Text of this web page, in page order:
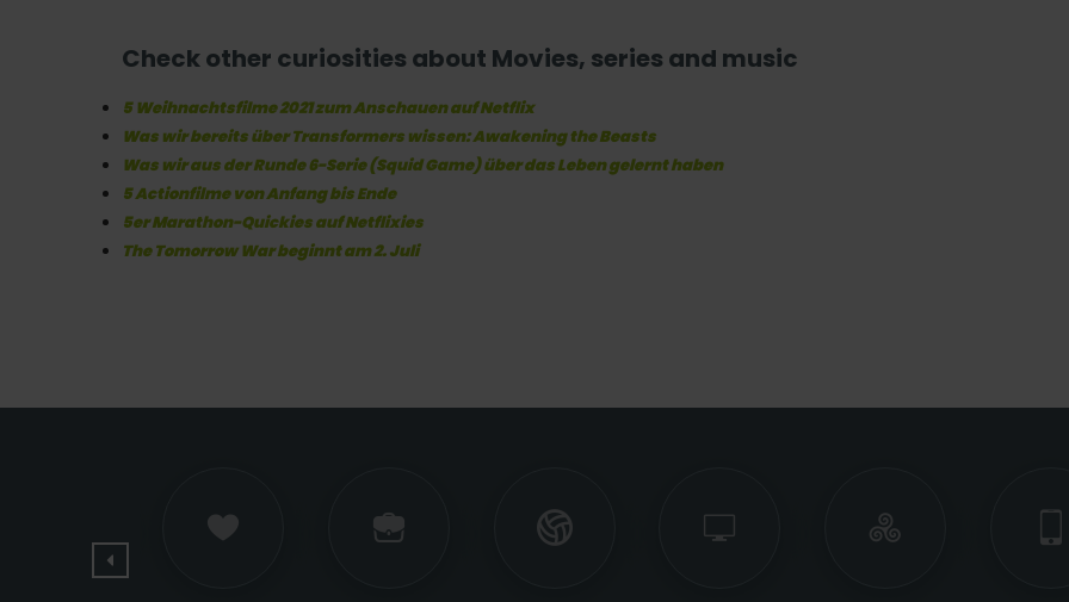
Check other curiosities about Movies, series and music
5 Weihnachtsfilme 2021 zum Anschauen auf Netflix
Was wir bereits über Transformers wissen: Awakening the Beasts
Was wir aus der Runde 6-Serie (Squid Game) über das Leben gelernt haben
5 Actionfilme von Anfang bis Ende
5er Marathon-Quickies auf Netflixies
The Tomorrow War beginnt am 2. Juli